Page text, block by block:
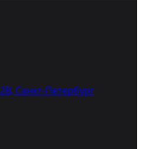
Санкт-Петербург